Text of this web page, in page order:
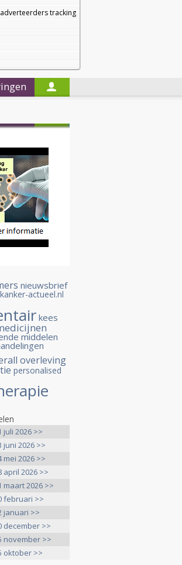
tracking
a
a
nieuwsbrief
kanker-actueel.nl
kees
middelen
overleving
personalised
2026 >>
2026 >>
2026 >>
2026 >>
2026 >>
februari >>
januari >>
december >>
november >>
oktober >>